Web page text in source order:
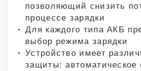
позволяющий снизить
процессе зарядки
Для каждого типа АКБ
выбор режима зарядки
Устройство имеет
защиты: автоматическое